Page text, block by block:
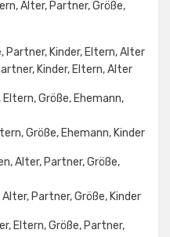
Alter, Partner, Größe,
Kinder, Eltern, Alter
Größe, Ehemann, Kinder
Partner, Größe, Kinder